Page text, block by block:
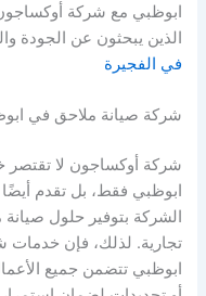
ابوظبي مع شركة أوكساجون
الذين يبحثون عن الجودة
في الفجيرة
شركة صيانة ملاحق في
شركة أوكساجون لا تقتصر
ابوظبي فقط، بل تقدم
الشركة بتوفير حلول
تجارية. لذلك، فإن
ابوظبي تتضمن جميع